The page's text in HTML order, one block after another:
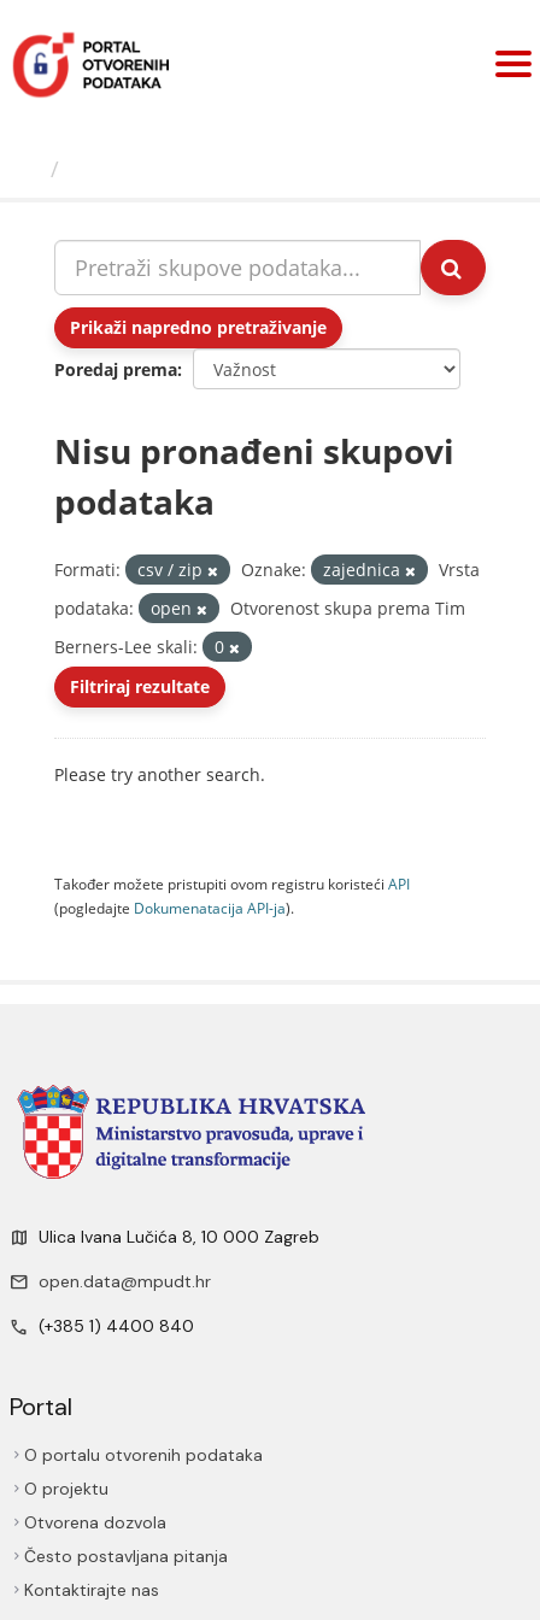
sadržaj
Prikaži napredno pretraživanje
Poredaj prema
Nisu pronađeni skupovi
podataka
Formati: csv / zip Oznake: zajednica
Vrsta
podataka:
open
Otvorenost skupa prema Tim
Berners-Lee skali:
0
Filtriraj rezultate
Please try another search.
Također možete pristupiti ovom registru koristeći API
(pogledajte Dokumenаtаcijа API-jа).